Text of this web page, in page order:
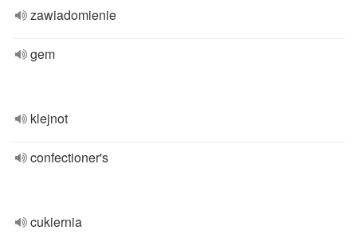
zawiadomienie
gem
klejnot
confectioner's
cukiernia